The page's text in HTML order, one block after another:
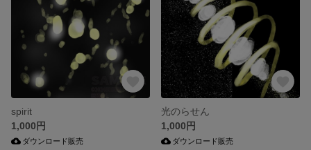
spirit
1,000円
ダウンロード販売
光のらせん
1,000円
ダウンロード販売